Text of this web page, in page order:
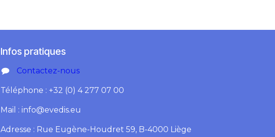
Infos pratiques
Contactez-nous
Téléphone : +32 (0) 4 277 07 00
Mail : info@evedis.eu
Adresse : Rue Eugène-Houdret 59, B-4000 Liège